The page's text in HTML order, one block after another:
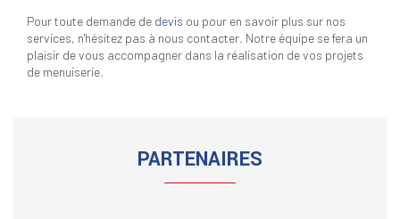
Pour toute demande de devis ou pour en savoir plus sur nos
services, n'hésitez pas à nous contacter. Notre équipe se fera un
plaisir de vous accompagner dans la réalisation de vos projets
de menuiserie.
PARTENAIRES